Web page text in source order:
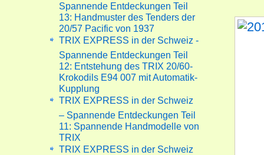
Spannende Entdeckungen Teil
13: Handmuster des Tenders der
20/57 Pacific von 1937
TRIX EXPRESS in der Schweiz -
Spannende Entdeckungen Teil
12: Entstehung des TRIX 20/60-
Krokodils E94 007 mit Automatik-
Kupplung
TRIX EXPRESS in der Schweiz
– Spannende Entdeckungen Teil
11: Spannende Handmodelle von
TRIX
TRIX EXPRESS in der Schweiz